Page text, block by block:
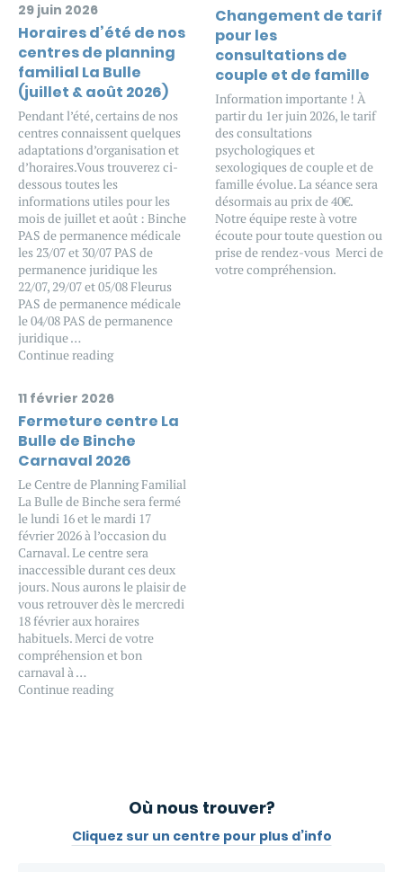
Horaires d’été de nos
centres de planning
familial La Bulle
(juillet & août 2026)
29 juin 2026
Pendant l’été, certains de nos
centres connaissent quelques
adaptations d’organisation et
d’horaires.Vous trouverez ci-
dessous toutes les
informations utiles pour les
mois de juillet et août : Binche
PAS de permanence médicale
les 23/07 et 30/07 PAS de
permanence juridique les
22/07, 29/07 et 05/08 Fleurus
PAS de permanence médicale
le 04/08 PAS de permanence
juridique …
Continue reading
Changement de tarif
pour les
consultations de
couple et de famille
Information importante ! À
partir du 1er juin 2026, le tarif
des consultations
psychologiques et
sexologiques de couple et de
famille évolue. La séance sera
désormais au prix de 40€.
Notre équipe reste à votre
écoute pour toute question ou
prise de rendez-vous Merci de
votre compréhension.
Fermeture centre La
Bulle de Binche
Carnaval 2026
11 février 2026
Le Centre de Planning Familial
La Bulle de Binche sera fermé
le lundi 16 et le mardi 17
février 2026 à l’occasion du
Carnaval. Le centre sera
inaccessible durant ces deux
jours. Nous aurons le plaisir de
vous retrouver dès le mercredi
18 février aux horaires
habituels. Merci de votre
compréhension et bon
carnaval à …
Continue reading
Où nous trouver?
Cliquez sur un centre pour plus d’info